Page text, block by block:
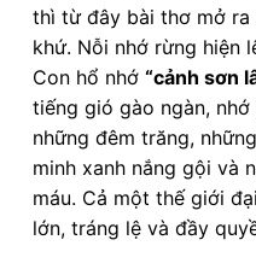
thì từ đây bài thơ mở
khứ. Nỗi nhớ rừng hiện
Con hổ nhớ “cảnh sơn
tiếng gió gào ngàn,
những đêm trăng,
minh xanh nắng gội và
máu. Cả một thế giới
lớn, tráng lệ và đầy